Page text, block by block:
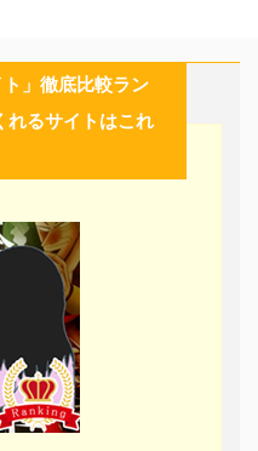
」徹底比較ラン
れるサイトはこれ